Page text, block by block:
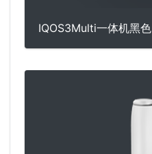
IQOS3Multi一体机黑色